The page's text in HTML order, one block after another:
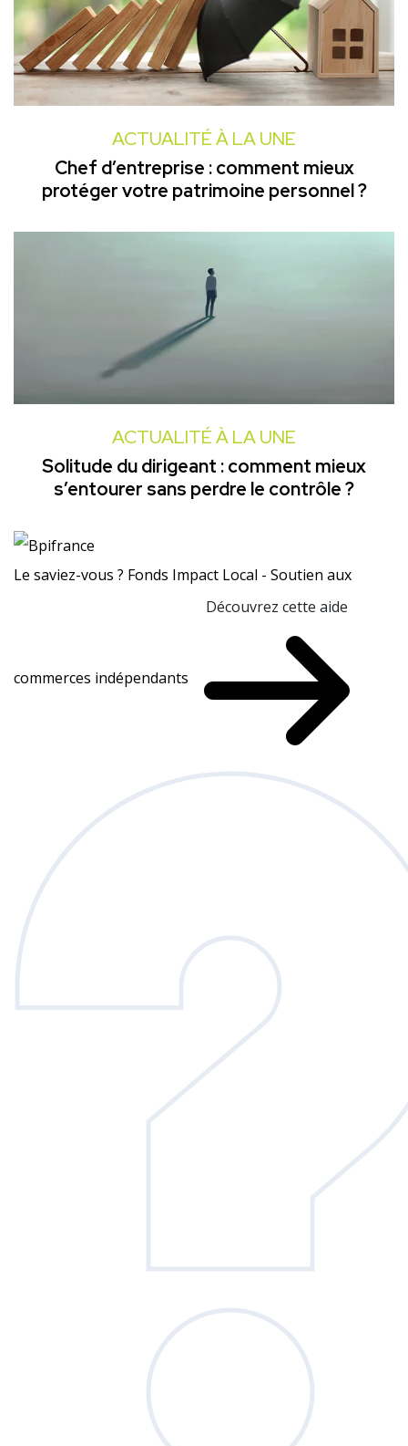
ACTUALITÉ À LA UNE
Chef d’entreprise : comment mieux
protéger votre patrimoine personnel ?
ACTUALITÉ À LA UNE
Solitude du dirigeant : comment mieux
s’entourer sans perdre le contrôle ?
Le saviez-vous ? Fonds Impact Local - Soutien aux
commerces indépendants
Découvrez cette aide